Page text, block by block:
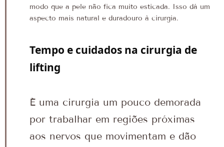
modo que a pele não fica muito esticada. Isso dá um
aspecto mais natural e duradouro à cirurgia.
Tempo e cuidados na cirurgia de
lifting
É uma cirurgia um pouco demorada
por trabalhar em regiões próximas
aos nervos que movimentam e dão